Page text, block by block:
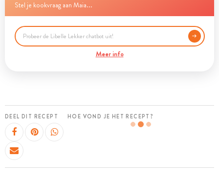
Stel je kookvraag aan Maia...
Meer info
DEEL DIT RECEPT HOE VOND JE HET RECEPT?